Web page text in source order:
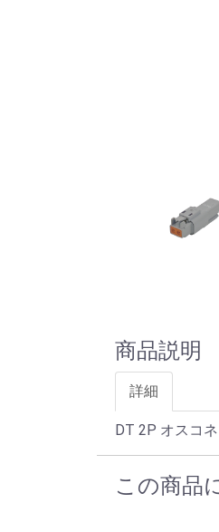
商品説明
詳細
DT 2P オスコ
この商品